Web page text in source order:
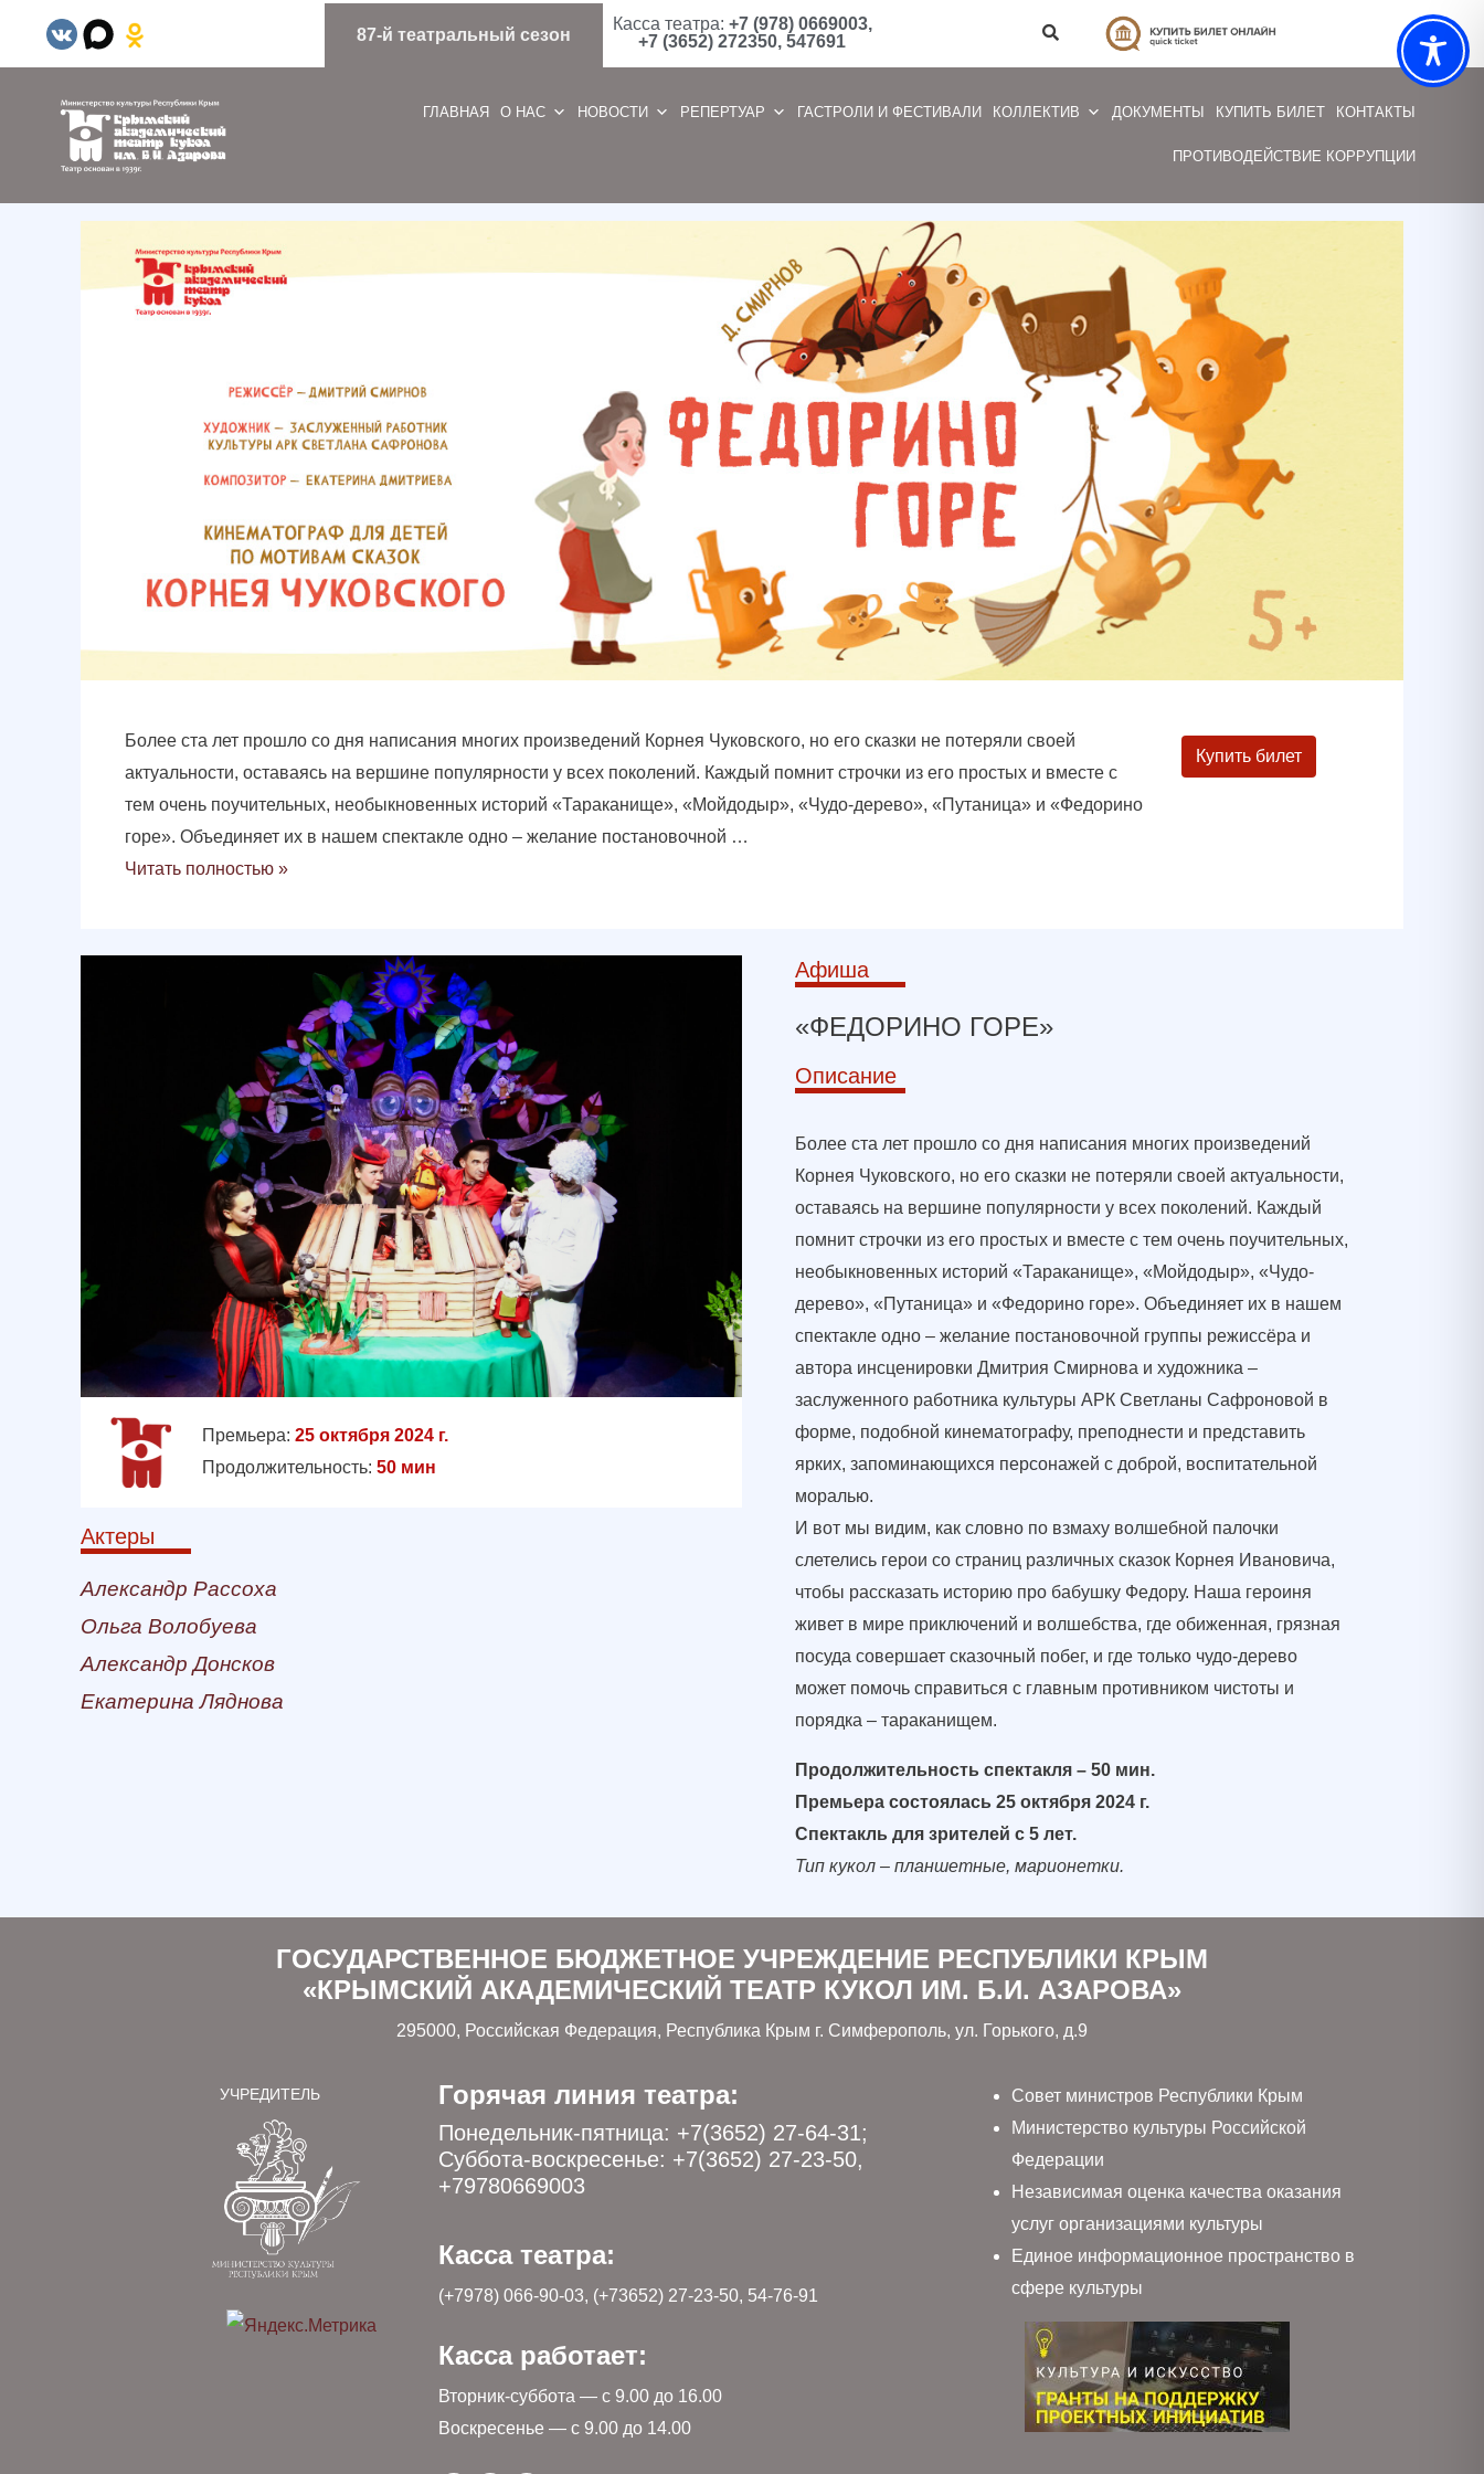
87-й театральный сезон
Касса театра: +7 (978) 0669003,
+7 (3652) 272350, 547691
ГЛАВНАЯ О НАС НОВОСТИ РЕПЕРТУАР ГАСТРОЛИ И ФЕСТИВАЛИ КОЛЛЕКТИВ ДОКУМЕНТЫ КУПИТЬ БИЛЕТ КОНТАКТЫ
ПРОТИВОДЕЙСТВИЕ КОРРУПЦИИ
Более ста лет прошло со дня написания многих произведений Корнея Чуковского, но его сказки не потеряли своей
актуальности, оставаясь на вершине популярности у всех поколений. Каждый помнит строчки из его простых и вместе с
тем очень поучительных, необыкновенных историй «Тараканище», «Мойдодыр», «Чудо-дерево», «Путаница» и «Федорино
горе». Объединяет их в нашем спектакле одно – желание постановочной …
Читать полностью »
Купить билет
Премьера: 25 октября 2024 г.
Продолжительность: 50 мин
Актеры
Александр Рассоха
Ольга Волобуева
Александр Донсков
Екатерина Ляднова
Афиша
«ФЕДОРИНО ГОРЕ»
Описание
Более ста лет прошло со дня написания многих произведений
Корнея Чуковского, но его сказки не потеряли своей актуальности,
оставаясь на вершине популярности у всех поколений. Каждый
помнит строчки из его простых и вместе с тем очень поучительных,
необыкновенных историй «Тараканище», «Мойдодыр», «Чудо-
дерево», «Путаница» и «Федорино горе». Объединяет их в нашем
спектакле одно – желание постановочной группы режиссёра и
автора инсценировки Дмитрия Смирнова и художника –
заслуженного работника культуры АРК Светланы Сафроновой в
форме, подобной кинематографу, преподнести и представить
ярких, запоминающихся персонажей с доброй, воспитательной
моралью.
И вот мы видим, как словно по взмаху волшебной палочки
слетелись герои со страниц различных сказок Корнея Ивановича,
чтобы рассказать историю про бабушку Федору. Наша героиня
живет в мире приключений и волшебства, где обиженная, грязная
посуда совершает сказочный побег, и где только чудо-дерево
может помочь справиться с главным противником чистоты и
порядка – тараканищем.
Продолжительность спектакля – 50 мин.
Премьера состоялась 25 октября 2024 г.
Спектакль для зрителей с 5 лет.
Тип кукол – планшетные, марионетки.
ГОСУДАРСТВЕННОЕ БЮДЖЕТНОЕ УЧРЕЖДЕНИЕ РЕСПУБЛИКИ КРЫМ
«КРЫМСКИЙ АКАДЕМИЧЕСКИЙ ТЕАТР КУКОЛ ИМ. Б.И. АЗАРОВА»
295000, Российская Федерация, Республика Крым г. Симферополь, ул. Горького, д.9
УЧРЕДИТЕЛЬ Горячая линия театра:
Понедельник-пятница: +7(3652) 27-64-31;
Суббота-воскресенье: +7(3652) 27-23-50,
+79780669003
Касса театра:
(+7978) 066-90-03, (+73652) 27-23-50, 54-76-91
Касса работает:
Вторник-суббота — с 9.00 до 16.00
Воскресенье — с 9.00 до 14.00
Совет министров Республики Крым
Министерство культуры Российской
Федерации
Независимая оценка качества оказания
услуг организациями культуры
Единое информационное пространство в
сфере культуры